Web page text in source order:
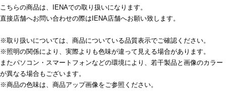
こちらの商品は、IENAでの取り扱いになります。
直接店舗へお問い合わせの際はIENA店舗へお願い致します。
※取り扱いについては、商品についている品質表示でご確認ください。
※照明の関係により、実際よりも色味が違って見える場合があります。
またパソコン・スマートフォンなどの環境により、若干製品と画像のカラー
が異なる場合もございます。
※商品の色味は、商品アップ画像をご参照ください。